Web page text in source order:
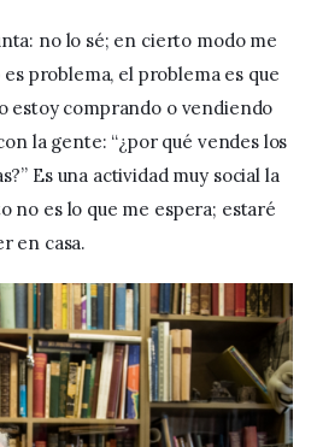
no lo sé; en cierto modo me
problema, el problema es que
estoy comprando o vendiendo
la gente: “¿por qué vendes los
Es una actividad muy social la
no es lo que me espera; estaré
en casa.